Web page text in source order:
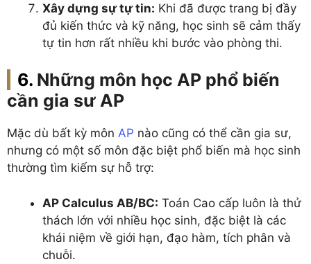
Xây dựng sự tự tin: Khi đã được trang bị đầy
đủ kiến thức và kỹ năng, học sinh sẽ cảm thấy
tự tin hơn rất nhiều khi bước vào phòng thi.
Những môn học AP phổ biến
cần gia sư AP
Mặc dù bất kỳ môn AP nào cũng có thể cần gia sư,
nhưng có một số môn đặc biệt phổ biến mà học sinh
thường tìm kiếm sự hỗ trợ:
AP Calculus AB/BC: Toán Cao cấp luôn là thử
thách lớn với nhiều học sinh, đặc biệt là các
khái niệm về giới hạn, đạo hàm, tích phân và
chuỗi.